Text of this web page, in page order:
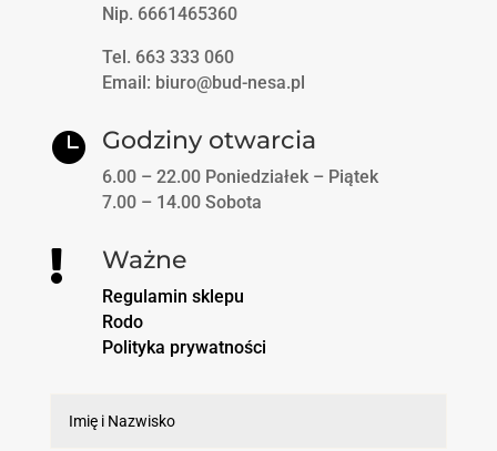
Nip. 6661465360
Tel. 663 333 060
Email: biuro@bud-nesa.pl
 Godziny otwarcia
6.00 – 22.00 Poniedziałek – Piątek
7.00 – 14.00 Sobota
 Ważne
Regulamin sklepu
Rodo
Polityka prywatności